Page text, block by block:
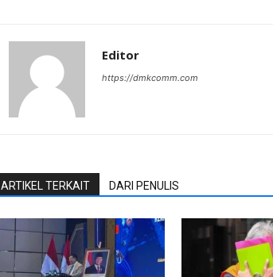
Editor
https://dmkcomm.com
ARTIKEL TERKAIT DARI PENULIS